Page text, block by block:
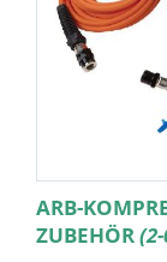
ARB-
ZUBEHÖR